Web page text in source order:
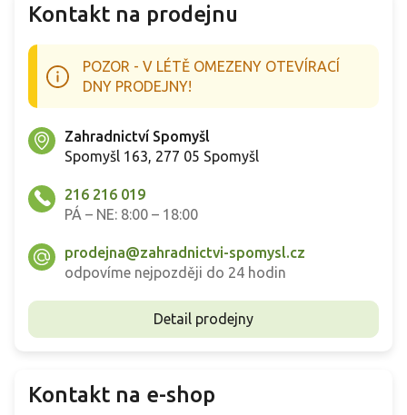
Kontakt na prodejnu
POZOR - V LÉTĚ OMEZENY OTEVÍRACÍ
DNY PRODEJNY!
Zahradnictví Spomyšl
Spomyšl 163, 277 05 Spomyšl
216 216 019
PÁ – NE: 8:00 – 18:00
prodejna@zahradnictvi-spomysl.cz
odpovíme nejpozději do 24 hodin
Detail prodejny
Kontakt na e-shop